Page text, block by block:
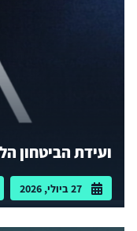
ועידת הביטחון
27 ביולי, 2026